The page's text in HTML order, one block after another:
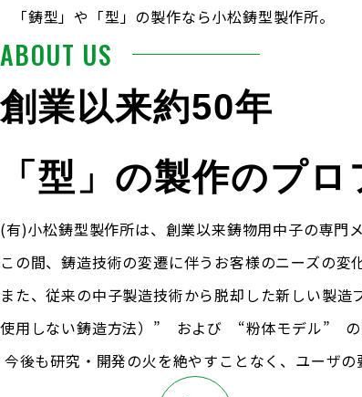
「鋳型」や「型」の製作なら小松鋳型製作所。
ABOUT US
創業以来約50年
「型」の製作のプ
(有)小松鋳型製作所は、創業以来鋳物用中子の専門
この間、鋳造技術の変遷に伴うお客様のニーズの変
また、従来の中子製造技術から脱却した新しい製
使用しない鋳造方法）” および “粉体モデル” の
今後も研究・開発の火を絶やすことなく、ユーザ